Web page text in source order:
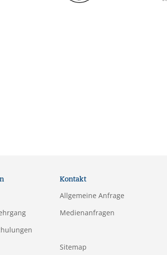
Kontakt
Allgemeine Anfrage
Medienanfragen
Sitemap